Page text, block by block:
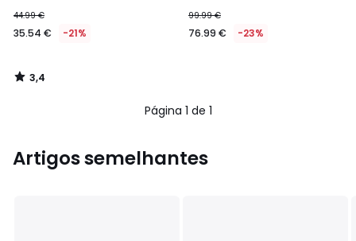
44.99 €
35.54 € -21%
3,4
/
99.99 €
76.99 € -23%
Página 1 de 1
Artigos semelhantes